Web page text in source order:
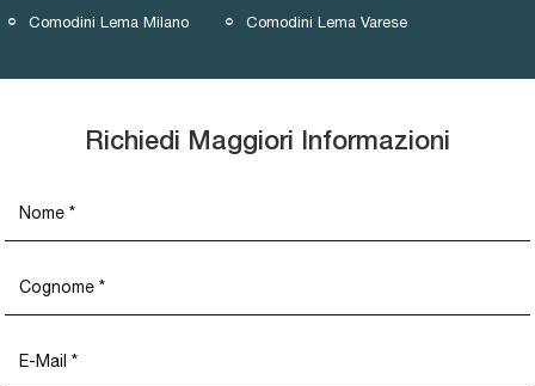
Comodini Lema Milano Comodini Lema Varese
Richiedi Maggiori Informazioni